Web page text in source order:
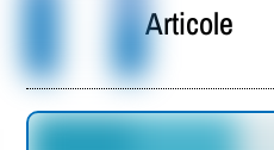
Articole